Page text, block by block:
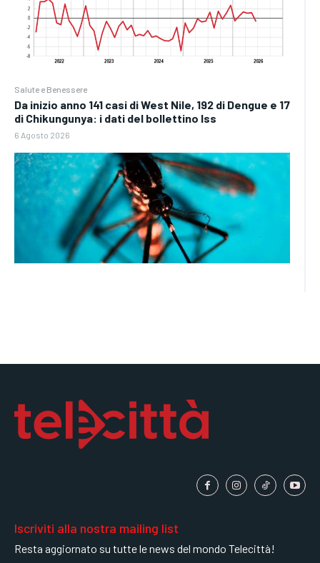
Salute e Benessere
Da inizio anno 141 casi di West Nile, 192 di Dengue e 17
di Chikungunya: i dati del bollettino Iss
6 Agosto 2026
Iscriviti alla nostra mailing list
Resta aggiornato su tutte le news del mondo Telecittà!